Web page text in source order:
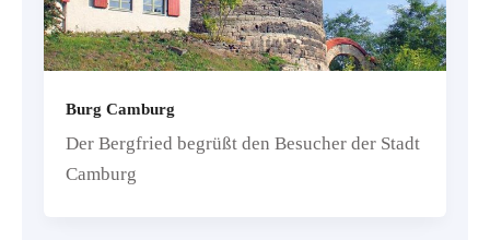
Burg Camburg
Der Bergfried begrüßt den Besucher der Stadt
Camburg